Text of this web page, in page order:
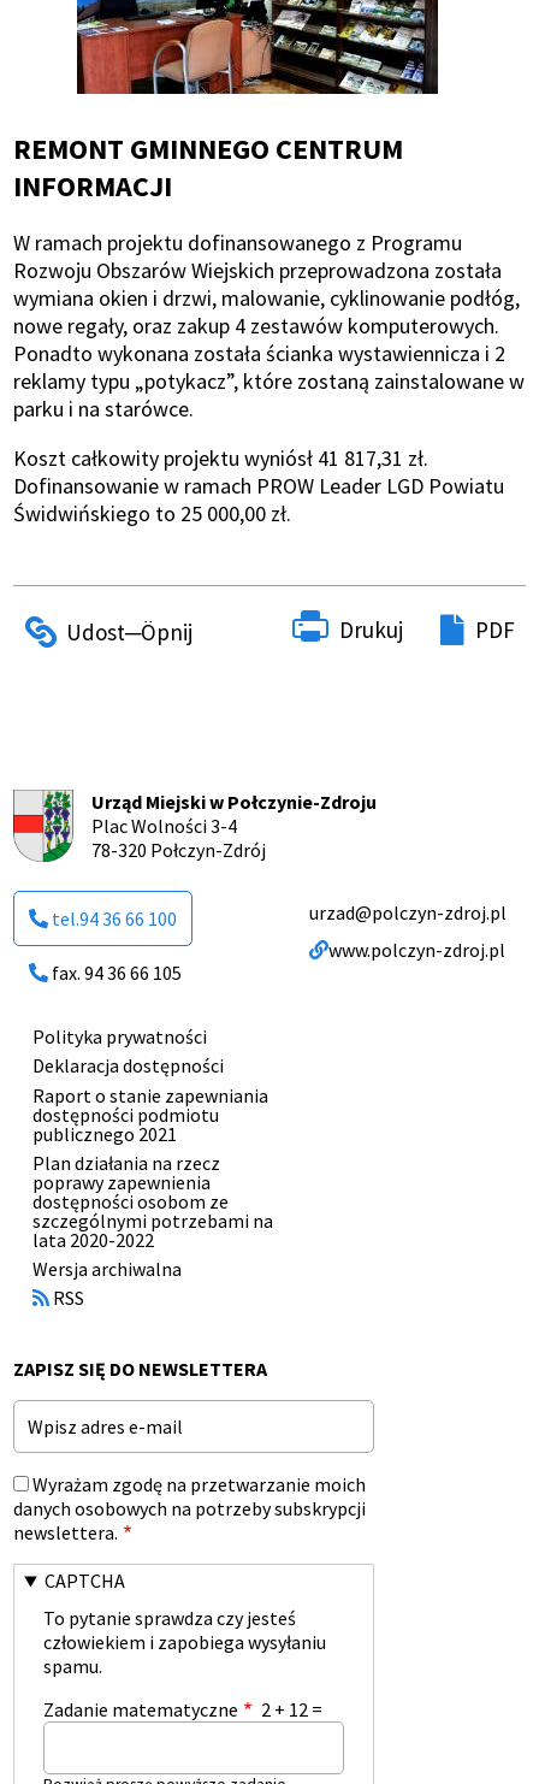
REMONT GMINNEGO CENTRUM
INFORMACJI
W ramach projektu dofinansowanego z Programu
Rozwoju Obszarów Wiejskich przeprowadzona została
wymiana okien i drzwi, malowanie, cyklinowanie podłóg,
nowe regały, oraz zakup 4 zestawów komputerowych.
Ponadto wykonana została ścianka wystawiennicza i 2
reklamy typu „potykacz”, które zostaną zainstalowane w
parku i na starówce.
Koszt całkowity projektu wyniósł 41 817,31 zł.
Dofinansowanie w ramach PROW Leader LGD Powiatu
Świdwińskiego to 25 000,00 zł.
Drukuj PDF
Urząd Miejski w Połczynie-Zdroju
Plac Wolności 3-4
78-320 Połczyn-Zdrój
tel.94 36 66 100
fax. 94 36 66 105
urzad@polczyn-zdroj.pl
www.polczyn-zdroj.pl
Menu
stopki
Polityka prywatności
Deklaracja dostępności
Raport o stanie zapewniania
dostępności podmiotu
publicznego 2021
Plan działania na rzecz
poprawy zapewnienia
dostępności osobom ze
szczególnymi potrzebami na
lata 2020-2022
Otworzy
się
w
Wersja archiwalna
RSS
ZAPISZ SIĘ DO NEWSLETTERA
Email
Wyrażam zgodę na przetwarzanie moich
danych osobowych na potrzeby subskrypcji
newslettera.
CAPTCHA
To pytanie sprawdza czy jesteś
człowiekiem i zapobiega wysyłaniu
spamu.
Zadanie matematyczne
2 + 12 =